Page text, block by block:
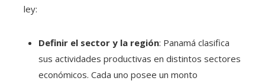
ley:
Definir el sector y la región: Panamá clasifica
sus actividades productivas en distintos sectores
económicos. Cada uno posee un monto